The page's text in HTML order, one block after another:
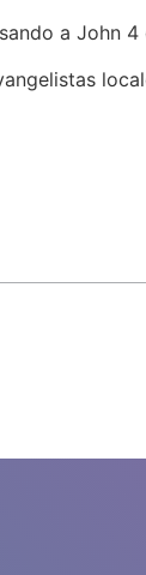
a John